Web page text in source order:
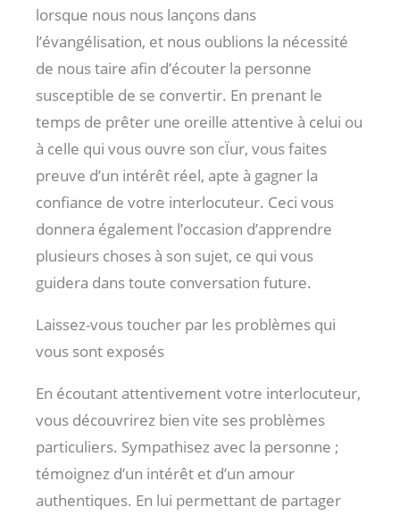
lorsque nous nous lançons dans
l’évangélisation, et nous oublions la nécessité
de nous taire afin d’écouter la personne
susceptible de se convertir. En prenant le
temps de prêter une oreille attentive à celui ou
à celle qui vous ouvre son cÏur, vous faites
preuve d’un intérêt réel, apte à gagner la
confiance de votre interlocuteur. Ceci vous
donnera également l’occasion d’apprendre
plusieurs choses à son sujet, ce qui vous
guidera dans toute conversation future.
Laissez-vous toucher par les problèmes qui
vous sont exposés
En écoutant attentivement votre interlocuteur,
vous découvrirez bien vite ses problèmes
particuliers. Sympathisez avec la personne ;
témoignez d’un intérêt et d’un amour
authentiques. En lui permettant de partager